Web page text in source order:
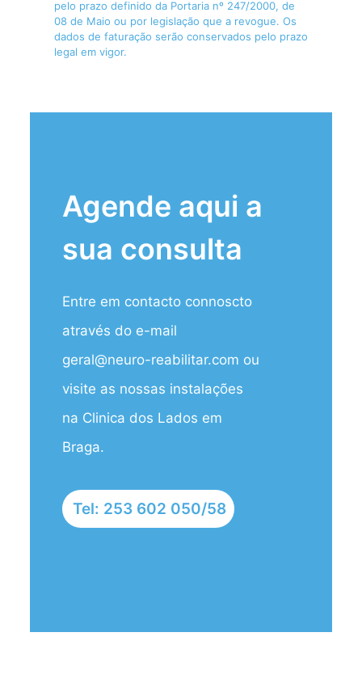
pelo prazo definido da Portaria nº 247/2000, de
08 de Maio ou por legislação que a revogue. Os
dados de faturação serão conservados pelo prazo
legal em vigor.
Agende aqui a
sua consulta
Entre em contacto connoscto
através do e-mail
geral@neuro-reabilitar.com ou
visite as nossas instalações
na Clinica dos Lados em
Braga.
Tel: 253 602 050/58